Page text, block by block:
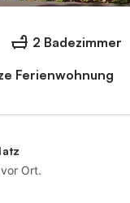
2 Badezimmer
Ferienwohnung
Ort.